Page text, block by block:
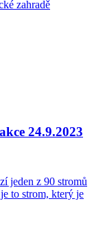
zahradě
24.9.2023
jeden z 90 stromů
to strom, který je